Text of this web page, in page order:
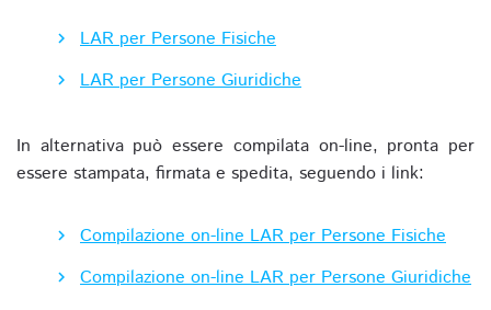
LAR per Persone Fisiche
LAR per Persone Giuridiche
In alternativa può essere compilata on-line, pronta per
essere stampata, firmata e spedita, seguendo i link:
Compilazione on-line LAR per Persone Fisiche
Compilazione on-line LAR per Persone Giuridiche